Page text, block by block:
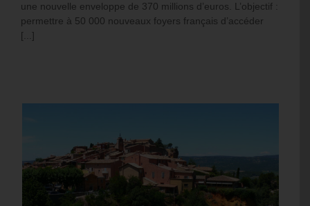
une nouvelle enveloppe de 370 millions d’euros. L’objectif :
permettre à 50 000 nouveaux foyers français d’accéder
[...]